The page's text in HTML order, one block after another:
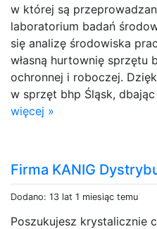
w której są
laboratorium badań
się analizę środowiska
własną hurtownię sprzętu
ochronnej i roboczej.
w sprzęt bhp Śląsk,
więcej »
Firma KANIG
Dodano: 13 lat 1 miesiąc temu
Poszukujesz krystalicznie